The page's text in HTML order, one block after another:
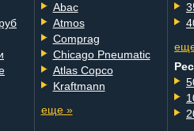
Abac
Atmos
Comprag
Chicago Pneumatic
Atlas Copco
Kraftmann
еще »